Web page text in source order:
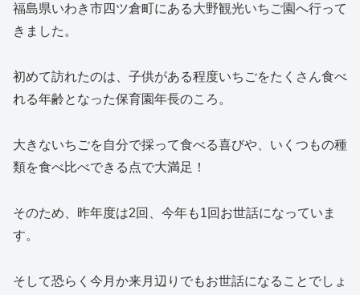
福島県いわき市四ツ倉町にある大野観光いちご園へ行って
きました。
初めて訪れたのは、子供がある程度いちごをたくさん食べ
れる年齢となった保育園年長のころ。
大きないちごを自分で採って食べる喜びや、いくつもの種
類を食べ比べできる点で大満足！
そのため、昨年度は2回、今年も1回お世話になっていま
す。
そして恐らく今月か来月辺りでもお世話になることでしょ